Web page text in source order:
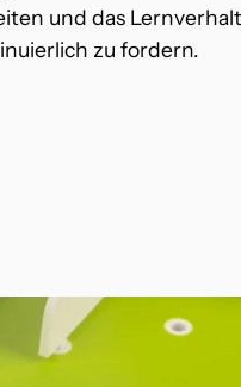
und das
zu fordern.